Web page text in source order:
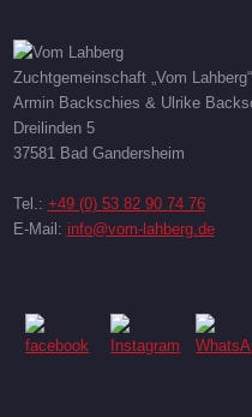
Zuchtgemeinschaft „Vom Lahberg“
Armin Backschies & Ulrike
Dreilinden 5
37581 Bad Gandersheim
Tel.: +49 (0) 53 82 90 74 76
E-Mail: info@vom-lahberg.de